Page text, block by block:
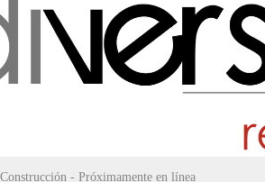
- Próximamente en línea